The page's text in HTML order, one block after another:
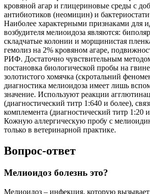
кровяной агар и глицериновые среды с
антибиотиков (неомицин) и
Наиболее характерными признаками для
возбудителя мелиоидоза являются:
складчатые колонии и морщинистая
гемолиз на 2% кровяном агаре,
РИФ. Достаточно чувствительным
постановка биологической пробы на
золотистого хомячка (скротальний
диагностика мелиоидоза имеет лишь
значение. Используют реакции
(диагностический титр 1:640 и более),
комплемента (диагностический титр
Кожную аллергическую пробу с
только в ветеринарной практике.
Вопрос-ответ
Мелиоидоз болезнь это?
Мелиоидоз – инфекция, которую вызывает